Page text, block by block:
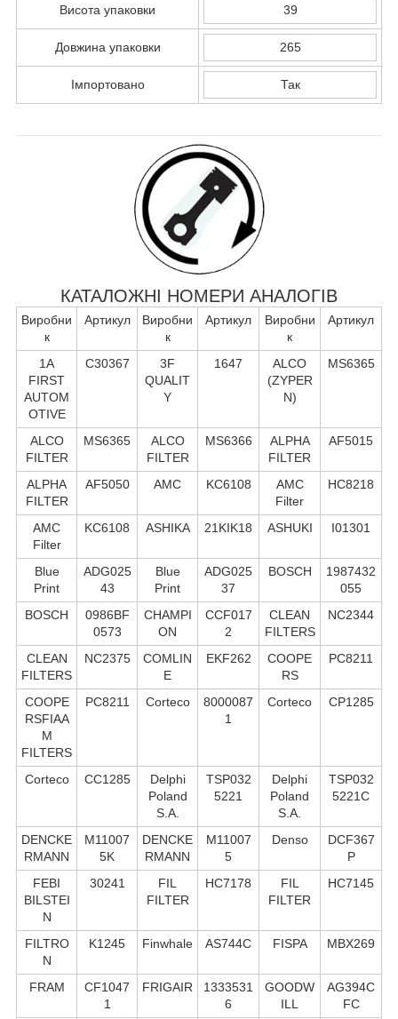
Висота упаковки 39
Довжина упаковки 265
Імпортовано Так
КАТАЛОЖНІ НОМЕРИ АНАЛОГІВ
Виробни
к
Артикул
Виробни
к
Артикул
Виробни
к
Артикул
1A
FIRST
AUTOM
OTIVE
C30367
3F
QUALIT
Y
1647
ALCO
(ZYPER
N)
MS6365
ALCO
FILTER
MS6365
ALCO
FILTER
MS6366
ALPHA
FILTER
AF5015
ALPHA
FILTER
AF5050 AMC KC6108
AMC
Filter
HC8218
AMC
Filter
KC6108 ASHIKA 21KIK18 ASHUKI I01301
Blue
Print
ADG025
43
Blue
Print
ADG025
37
BOSCH
1987432
055
BOSCH
0986BF
0573
CHAMPI
ON
CCF017
2
CLEAN
FILTERS
NC2344
CLEAN
FILTERS
NC2375
COMLIN
E
EKF262
COOPE
RS
PC8211
COOPE
RSFIAA
M
FILTERS
PC8211 Corteco
8000087
1
Corteco CP1285
Corteco CC1285
Delphi
Poland
S.А.
TSP032
5221
Delphi
Poland
S.А.
TSP032
5221C
DENCKE
RMANN
M11007
5K
DENCKE
RMANN
M11007
5
Denso
DCF367
P
FEBI
BILSTEI
N
30241
FIL
FILTER
HC7178
FIL
FILTER
HC7145
FILTRO
N
K1245 Finwhale AS744C FISPA MBX269
FRAM
CF1047
1
FRIGAIR
1333531
6
GOODW
ILL
AG394C
FC